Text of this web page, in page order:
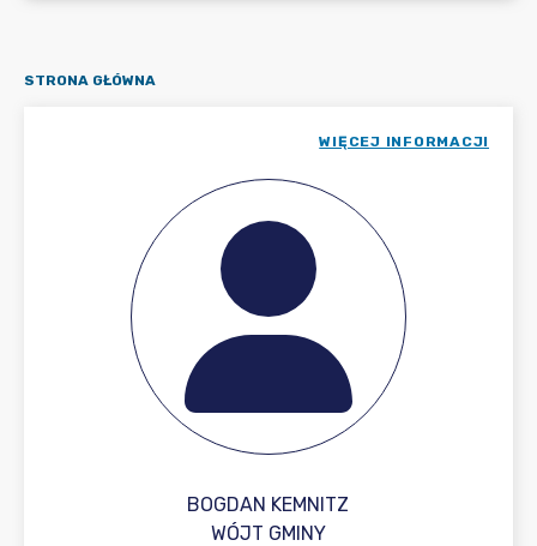
STRONA GŁÓWNA
BOGDAN KEMNITZ
WIĘCEJ INFORMACJI
WÓJT GMINY